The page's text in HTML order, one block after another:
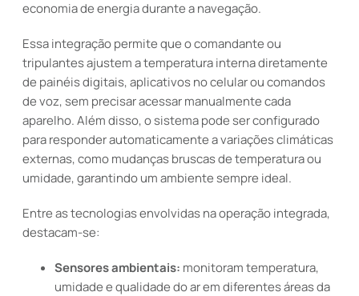
economia de energia durante a navegação.
Essa integração permite que o comandante ou
tripulantes ajustem a temperatura interna diretamente
de painéis digitais, aplicativos no celular ou comandos
de voz, sem precisar acessar manualmente cada
aparelho. Além disso, o sistema pode ser configurado
para responder automaticamente a variações climáticas
externas, como mudanças bruscas de temperatura ou
umidade, garantindo um ambiente sempre ideal.
Entre as tecnologias envolvidas na operação integrada,
destacam-se:
Sensores ambientais: monitoram temperatura,
umidade e qualidade do ar em diferentes áreas da